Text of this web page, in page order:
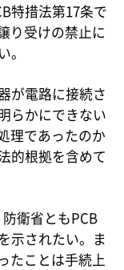
特措法第17条で
り受けの禁止に
が電路に接続さ
らかにできない
理であったのか
的根拠を含めて
衛省ともPCB
示されたい。ま
たことは手続上